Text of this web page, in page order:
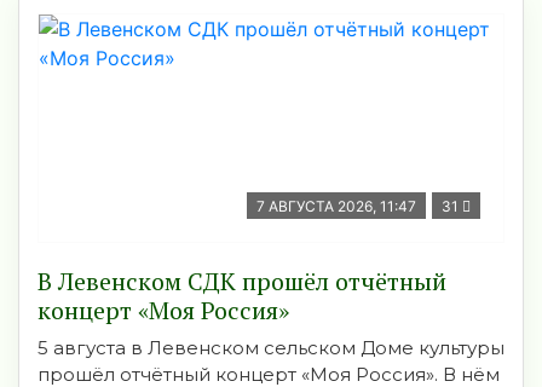
7 АВГУСТА 2026, 11:47 31
В Левенском СДК прошёл отчётный
концерт «Моя Россия»
5 августа в Левенском сельском Доме культуры
прошёл отчётный концерт «Моя Россия». В нём